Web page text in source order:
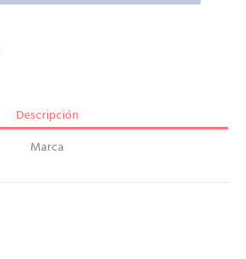
Descripción
Marca